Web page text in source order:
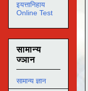
इयत्तानिहाय
Online Test
सामान्य
ज्ञान
सामान्य ज्ञान